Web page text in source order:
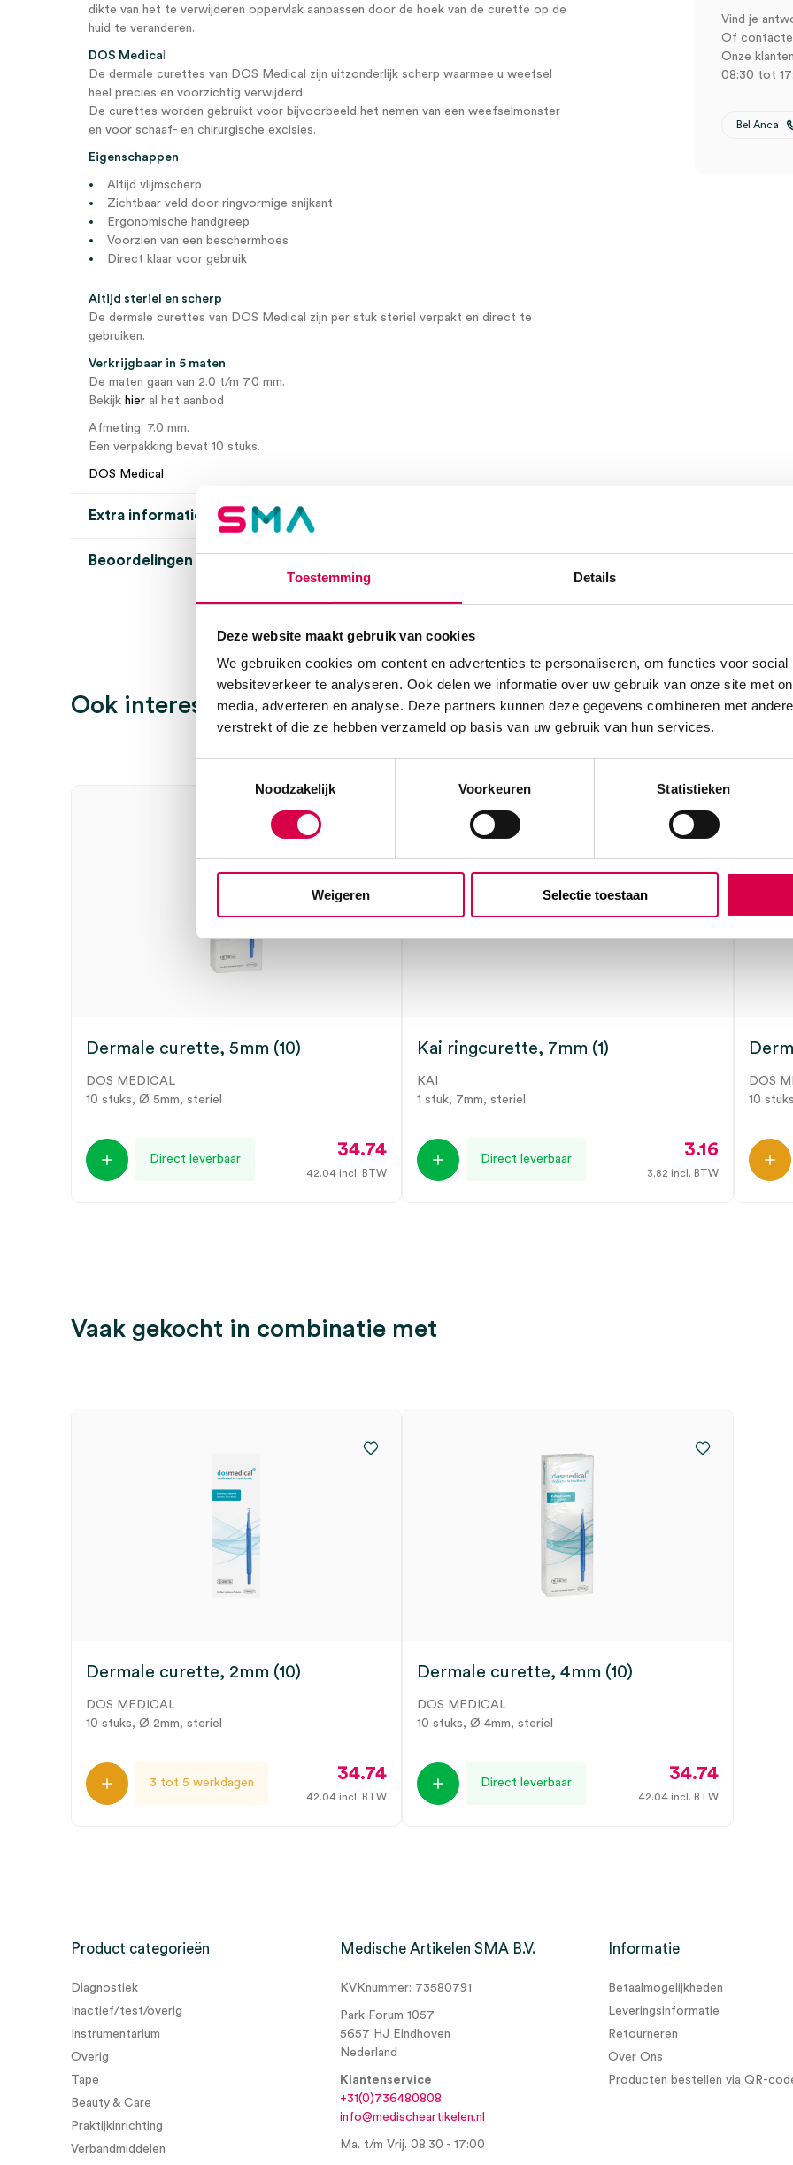
Toestemming Details
Deze website maakt gebruik van cookies
We gebruiken cookies om content en advertenties te personaliseren, om functies voor
websiteverkeer te analyseren. Ook delen we informatie over uw gebruik van onze site met
media, adverteren en analyse. Deze partners kunnen deze gegevens combineren met
verstrekt of die ze hebben verzameld op basis van uw gebruik van hun services.
Noodzakelijk
Voorkeuren Statistieken
Weigeren Selectie toestaan
dikte van het te verwijderen oppervlak aanpassen door de hoek van de curette op de
huid te veranderen.
DOS Medica
De dermale curettes van DOS Medical zijn uitzonderlijk scherp waarmee u weefsel
heel precies en voorzichtig verwijderd.
De curettes worden gebruikt voor bijvoorbeeld het nemen van een weefselmonster
en voor schaaf- en chirurgische excisies.
Eigenschappen
Altijd vlijmscherp
Zichtbaar veld door ringvormige snijkant
Ergonomische handgreep
Voorzien van een beschermhoes
Direct klaar voor gebruik
Altijd steriel en scherp
De dermale curettes van DOS Medical zijn per stuk steriel verpakt en direct te
gebruiken.
Verkrijgbaar in 5 maten
De maten gaan van 2.0 t/m 7.0 mm.
Bekijk hier al het aanbod
Afmeting: 7.0 mm.
Een verpakking bevat 10 stuks.
DOS Medical
Extra informatie
Ø 7mm
steriel
Beoordelingen (0)
Beoordelingen
Vind je
Of
Onze
08:30 tot
Bel Anca
Ook interessant
Dermale curette, 5mm (10)
DOS MEDICAL
10 stuks, Ø 5mm, steriel
Direct leverbaar 34.74
42.04 incl. BTW
Kai ringcurette, 7mm (1)
KAI
1 stuk, 7mm, steriel
Direct leverbaar 3.16
3.82 incl. BTW
DOS
10
Vaak gekocht in combinatie met
Dermale curette, 2mm (10)
DOS MEDICAL
10 stuks, Ø 2mm, steriel
3 tot 5 werkdagen 34.74
42.04 incl. BTW
Dermale curette, 4mm (10)
DOS MEDICAL
10 stuks, Ø 4mm, steriel
Direct leverbaar 34.74
42.04incl. BTW
Product categorieën
Diagnostiek
Inactief/test/overig
Instrumentarium
Overig
Tape
Beauty & Care
Praktijkinrichting
Verbandmiddelen
Medische Artikelen SMA B.V.
KVKnummer: 73580791
Park Forum 1057
5657 HJ Eindhoven
Nederland
Klantenservice
+31(0)736480808
info@medischeartikelen.nl
Ma. t/m Vrij. 08:30 - 17:00
Informatie
Betaalmogelijkheden
Leveringsinformatie
Retourneren
Over Ons
Producten bestellen via QR-